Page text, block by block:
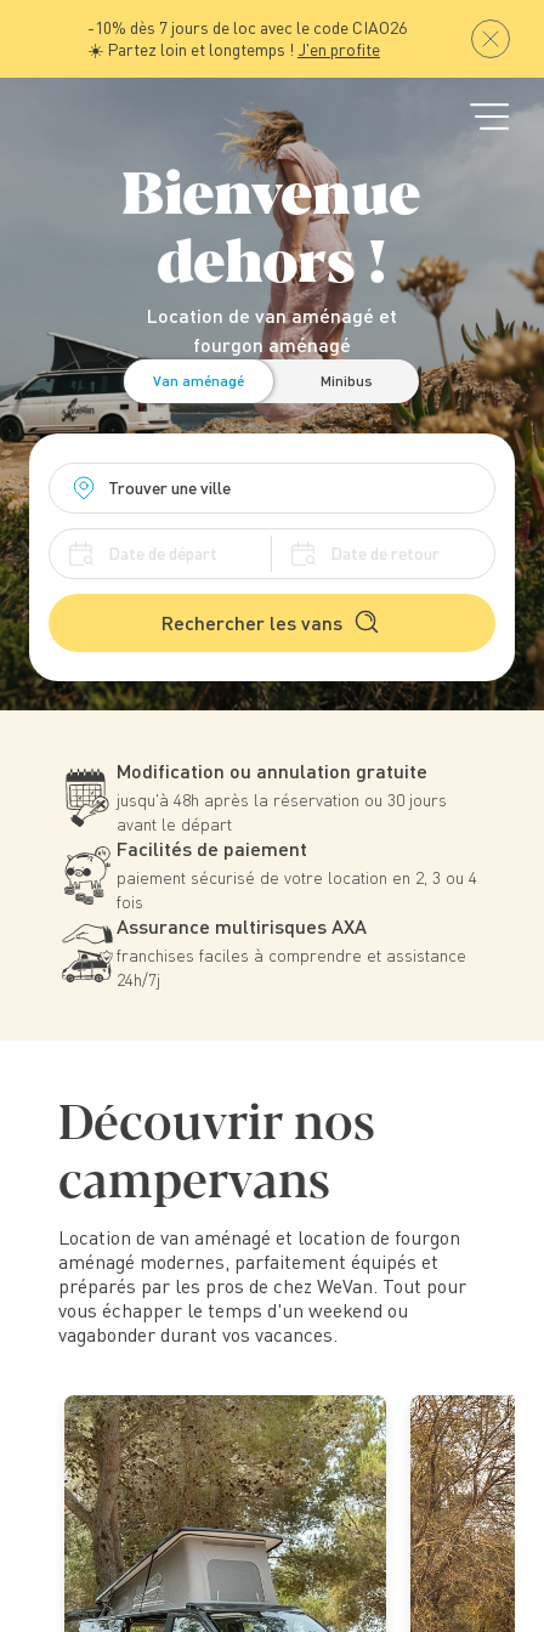
-10% dès 7 jours de loc avec le code CIAO26
☀️ Partez loin et longtemps ! J'en profite
Bienvenue
dehors !
Location de van aménagé et
fourgon aménagé
Van aménagé Minibus
Rechercher les vans
Modification ou annulation gratuite
jusqu'à 48h après la réservation ou 30 jours
avant le départ
Facilités de paiement
paiement sécurisé de votre location en 2, 3 ou 4
fois
Assurance multirisques AXA
franchises faciles à comprendre et assistance
24h/7j
Découvrirnos
campervans
Location de van aménagé et location de fourgon
aménagé modernes, parfaitement équipés et
préparés par les pros de chez WeVan. Tout pour
vous échapper le temps d'un weekend ou
vagabonder durant vos vacances.
🔥 nouveau 👨‍👩‍👧‍👦 idéal